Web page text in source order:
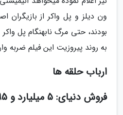
ون دیلز و پل واکر از بازیگران
به روند پیروزیت این فیلم ضربه
ارباب حلقه ها
فروش دنیای: 5 میلیارد و 895 میلیون دلار